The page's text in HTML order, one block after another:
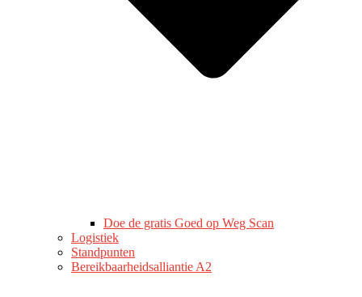
Doe de gratis Goed op Weg Scan
Logistiek
Standpunten
Bereikbaarheidsalliantie A2